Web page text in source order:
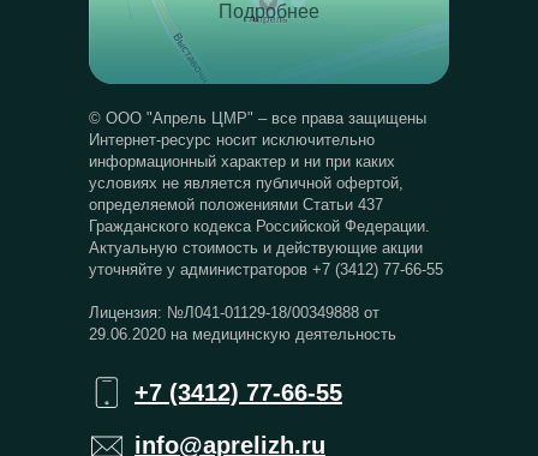
+7 (3412) 77-66-55
info@aprelizh.ru
© ООО "Апрель ЦМР" – все права защищены
Интернет-ресурс носит исключительно
информационный характер и ни при каких
условиях не является публичной офертой,
определяемой положениями Статьи 437
Гражданского кодекса Российской Федерации.
Актуальную стоимость и действующие акции
уточняйте у администраторов +7 (3412) 77-66-55
Лицензия: №Л041-01129-18/00349888 от
29.06.2020 на медицинскую деятельность
Подробнее